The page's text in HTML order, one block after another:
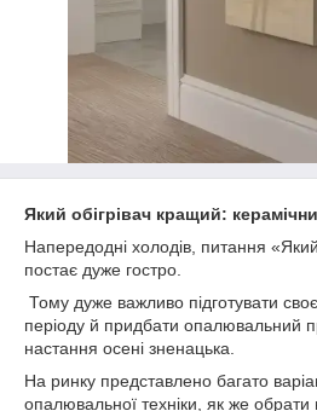
Який обігрівач кращий:
Напередодні холодів, питання
постає дуже гостро.
Тому дуже важливо підготувати
періоду й придбати опалювальний
настання осені зненацька.
На ринку представлено багато
опалювальної техніки, як же